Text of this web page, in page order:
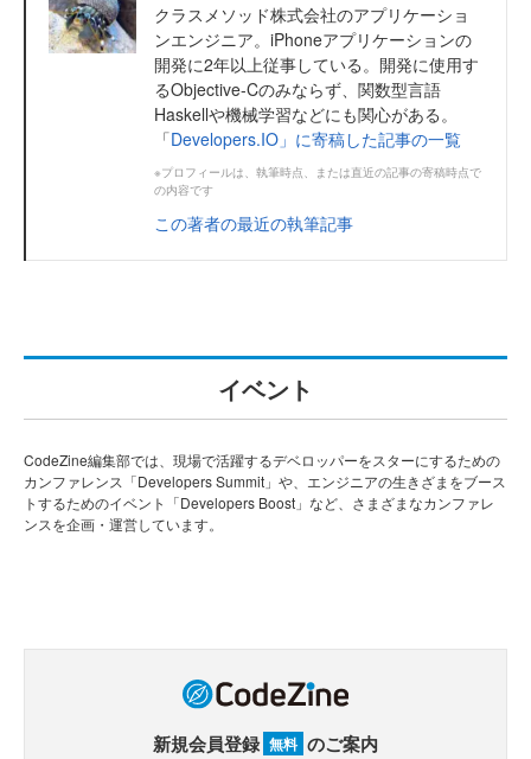
クラスメソッド株式会社のアプリケーショ
ンエンジニア。iPhoneアプリケーションの
開発に2年以上従事している。開発に使用す
るObjective-Cのみならず、関数型言語
Haskellや機械学習などにも関心がある。
「Developers.IO」に寄稿した記事の一覧
※プロフィールは、執筆時点、または直近の記事の寄稿時点で
の内容です
この著者の最近の執筆記事
イベント
CodeZine編集部では、現場で活躍するデベロッパーをスターにするための
カンファレンス「Developers Summit」や、エンジニアの生きざまをブース
トするためのイベント「Developers Boost」など、さまざまなカンファレ
ンスを企画・運営しています。
新規会員登録 無料 のご案内